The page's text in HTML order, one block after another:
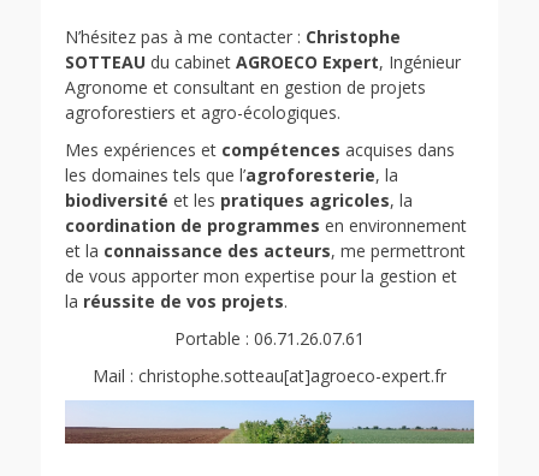
N’hésitez pas à me contacter : Christophe
SOTTEAU du cabinet AGROECO Expert, Ingénieur
Agronome et consultant en gestion de projets
agroforestiers et agro-écologiques.
Mes expériences et compétences acquises dans
les domaines tels que l’agroforesterie, la
biodiversité et les pratiques agricoles, la
coordination de programmes en environnement
et la connaissance des acteurs, me permettront
de vous apporter mon expertise pour la gestion et
la réussite de vos projets.
Portable : 06.71.26.07.61
Mail : christophe.sotteau[at]agroeco-expert.fr